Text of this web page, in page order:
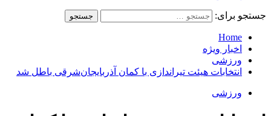
جستجو برای:
Home
اخبار ویژه
ورزشی
انتخابات هیئت تیراندازی با کمان آذربایجان‌شرقی باطل شد
ورزشی